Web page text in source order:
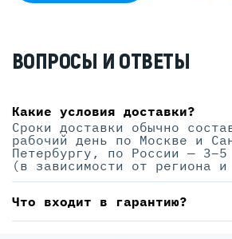
ВОПРОСЫ И ОТВЕТЫ
Какие условия доставки?
Сроки доставки обычно
рабочий день по Москве и
Петербургу, по России — 3–5
(в зависимости от региона и
Что входит в гарантию?